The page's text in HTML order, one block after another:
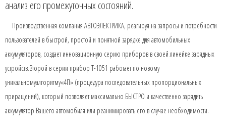
анализ его промежуточных состояний.
Производственная компания АВТОЭЛЕКТРИКА, реагируя на запросы и потребности
пользователей в быстрой, простой и понятной зарядке для автомобильных
аккумуляторов, создает инновационную серию приборов в своей линейке зарядных
устройств.Второй в серии прибор Т-1051 работает по новому
уникальномуалгоритму«4П» (процедура последовательных пропорциональных
приращений), который позволяет максимально БЫСТРО и качественно зарядить
аккумулятор Вашего автомобиля или реанимировать его в случае необходимости.